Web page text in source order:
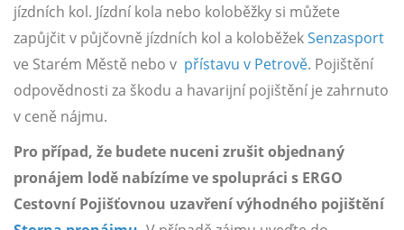
jízdních kol. Jízdní kola nebo koloběžky si můžete
zapůjčit v půjčovně jízdních kol a koloběžekSenzasport
ve Starém Městě nebo v přístavu v Petrově. Pojištění
odpovědnosti za škodu a havarijní pojištění je zahrnuto
v ceně nájmu.
Pro případ, že budete nuceni zrušit objednaný
pronájem lodě nabízíme ve spolupráci s ERGO
Cestovní Pojišťovnou uzavření výhodného pojištění